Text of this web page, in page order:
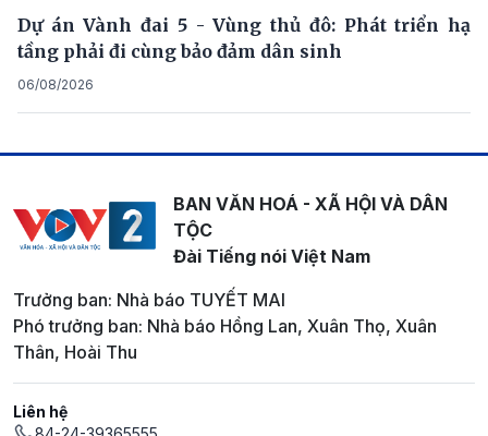
Dự án Vành đai 5 - Vùng thủ đô: Phát triển hạ
tầng phải đi cùng bảo đảm dân sinh
06/08/2026
BAN VĂN HOÁ - XÃ HỘI VÀ DÂN
TỘC
Đài Tiếng nói Việt Nam
Trưởng ban: Nhà báo TUYẾT MAI
Phó trưởng ban: Nhà báo Hồng Lan, Xuân Thọ, Xuân
Thân, Hoài Thu
Liên hệ